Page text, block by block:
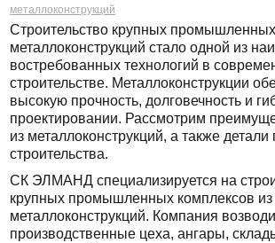
металлоконструкций
Строительство крупных
металлоконструкций стало одной из
востребованных технологий в
строительстве. Металлоконструкции
высокую прочность, долговечность и
проектировании. Рассмотрим
из металлоконструкций, а также детали
строительства.
СК ЭЛМАНД специализируется на
крупных промышленных комплексов из
металлоконструкций. Компания
производственные цеха, ангары,